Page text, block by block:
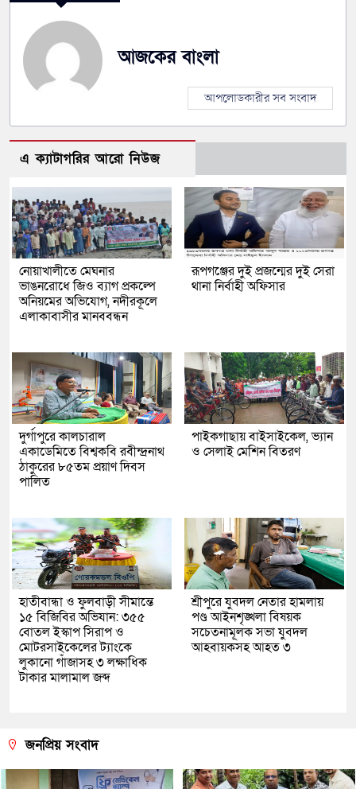
আজকের বাংলা
আপলোডকারীর সব সংবাদ
এ ক্যাটাগরির আরো নিউজ
নোয়াখালীতে মেঘনার
ভাঙনরোধে জিও ব্যাগ প্রকল্পে
অনিয়মের অভিযোগ, নদীরকূলে
এলাকাবাসীর মানববন্ধন
রূপগঞ্জের দুই প্রজন্মের দুই সেরা
থানা নির্বাহী অফিসার
দুর্গাপুরে কালচারাল
একাডেমিতে বিশ্বকবি রবীন্দ্রনাথ
ঠাকুরের ৮৫তম প্রয়াণ দিবস
পালিত
পাইকগাছায় বাইসাইকেল, ভ্যান
ও সেলাই মেশিন বিতরণ
হাতীবান্ধা ও ফুলবাড়ী সীমান্তে
১৫ বিজিবির অভিযান: ৩৫৫
বোতল ইস্কাপ সিরাপ ও
মোটরসাইকেলের ট্যাংকে
লুকানো গাঁজাসহ ৩ লক্ষাধিক
টাকার মালামাল জব্দ
শ্রীপুরে যুবদল নেতার হামলায়
পণ্ড আইনশৃঙ্খলা বিষয়ক
সচেতনামূলক সভা যুবদল
আহবায়কসহ আহত ৩
জনপ্রিয় সংবাদ